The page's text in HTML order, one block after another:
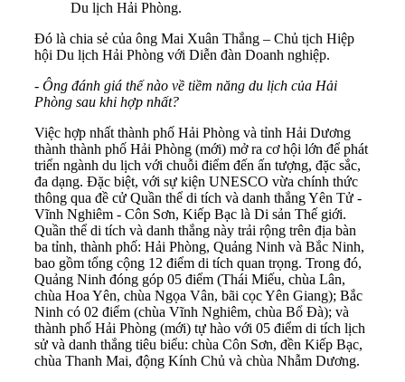
Du lịch Hải Phòng.
Đó là chia sẻ của ông Mai Xuân Thắng – Chủ tịch Hiệp
hội Du lịch Hải Phòng với Diễn đàn Doanh nghiệp.
- Ông đánh giá thế nào về tiềm năng du lịch của Hải
Phòng sau khi hợp nhất?
Việc hợp nhất thành phố Hải Phòng và tỉnh Hải Dương
thành thành phố Hải Phòng (mới) mở ra cơ hội lớn để phát
triển ngành du lịch với chuỗi điểm đến ấn tượng, đặc sắc,
đa dạng. Đặc biệt, với sự kiện UNESCO vừa chính thức
thông qua đề cử Quần thể di tích và danh thắng Yên Tử -
Vĩnh Nghiêm - Côn Sơn, Kiếp Bạc là Di sản Thế giới.
Quần thể di tích và danh thắng này trải rộng trên địa bàn
ba tỉnh, thành phố: Hải Phòng, Quảng Ninh và Bắc Ninh,
bao gồm tổng cộng 12 điểm di tích quan trọng. Trong đó,
Quảng Ninh đóng góp 05 điểm (Thái Miếu, chùa Lân,
chùa Hoa Yên, chùa Ngọa Vân, bãi cọc Yên Giang); Bắc
Ninh có 02 điểm (chùa Vĩnh Nghiêm, chùa Bổ Đà); và
thành phố Hải Phòng (mới) tự hào với 05 điểm di tích lịch
sử và danh thắng tiêu biểu: chùa Côn Sơn, đền Kiếp Bạc,
chùa Thanh Mai, động Kính Chủ và chùa Nhẫm Dương.